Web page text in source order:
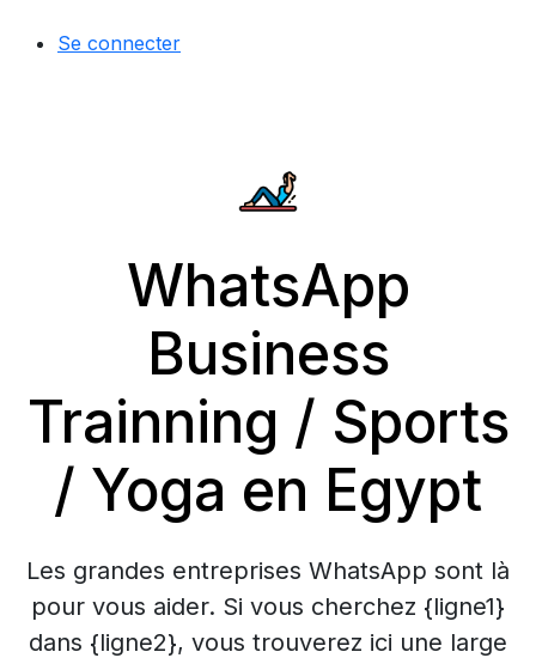
Se connecter
WhatsApp
Business
Trainning / Sports
/ Yoga en Egypt
Les grandes entreprises WhatsApp sont là
pour vous aider. Si vous cherchez {ligne1}
dans {ligne2}, vous trouverez ici une large